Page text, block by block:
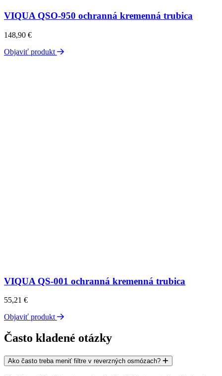
VIQUA QSO-950 ochranná kremenná trubica
148,90 €
Objaviť produkt
VIQUA QS-001 ochranná kremenná trubica
55,21 €
Objaviť produkt
Často kladené otázky
Ako často treba meniť filtre v reverzných osmózach?